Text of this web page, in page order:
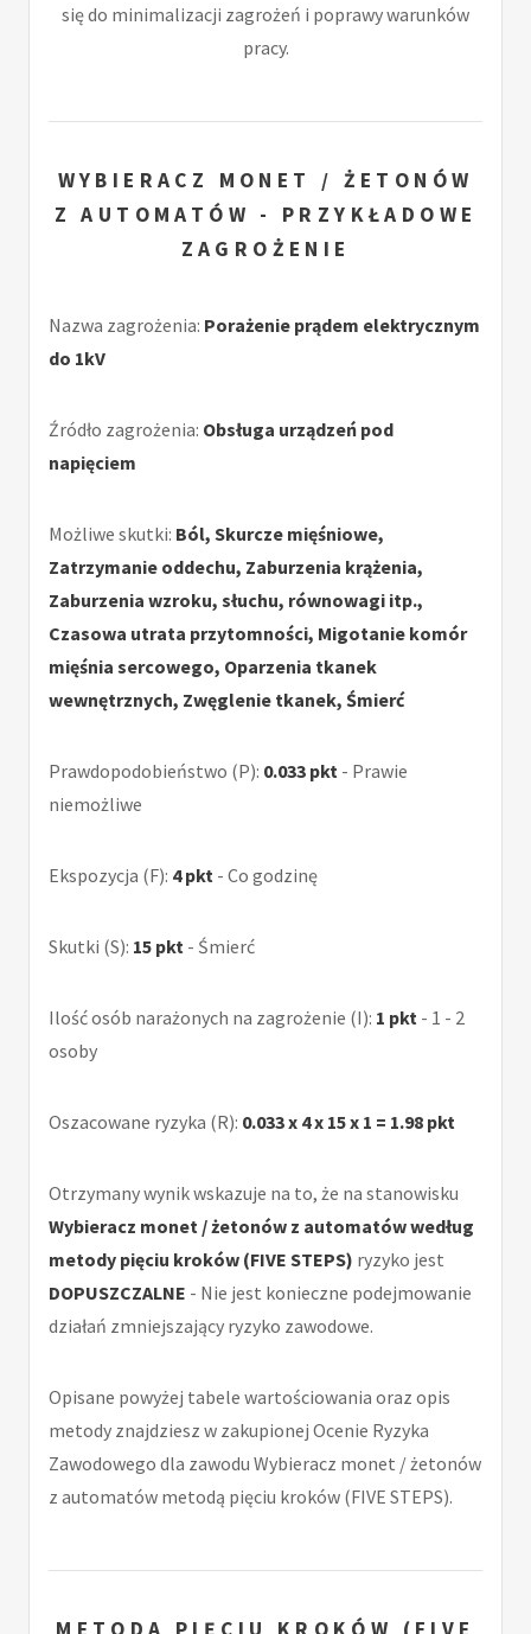
się do minimalizacji zagrożeń i poprawy warunków
pracy.
WYBIERACZ MONET / ŻETONÓW
Z AUTOMATÓW - PRZYKŁADOWE
ZAGROŻENIE
Nazwa zagrożenia: Porażenie prądem elektrycznym
do 1kV
Źródło zagrożenia: Obsługa urządzeń pod
napięciem
Możliwe skutki: Ból, Skurcze mięśniowe,
Zatrzymanie oddechu, Zaburzenia krążenia,
Zaburzenia wzroku, słuchu, równowagi itp.,
Czasowa utrata przytomności, Migotanie komór
mięśnia sercowego, Oparzenia tkanek
wewnętrznych, Zwęglenie tkanek, Śmierć
Prawdopodobieństwo (P): 0.033 pkt - Prawie
niemożliwe
Ekspozycja (F): 4 pkt - Co godzinę
Skutki (S): 15 pkt - Śmierć
Ilość osób narażonych na zagrożenie (I): 1 pkt - 1 - 2
osoby
Oszacowane ryzyka (R): 0.033 x 4 x 15 x 1 = 1.98 pkt
Otrzymany wynik wskazuje na to, że na stanowisku
Wybieracz monet / żetonów z automatów według
metody pięciu kroków (FIVE STEPS) ryzyko jest
DOPUSZCZALNE - Nie jest konieczne podejmowanie
działań zmniejszający ryzyko zawodowe.
Opisane powyżej tabele wartościowania oraz opis
metody znajdziesz w zakupionej Ocenie Ryzyka
Zawodowego dla zawodu Wybieracz monet / żetonów
z automatów metodą pięciu kroków (FIVE STEPS).